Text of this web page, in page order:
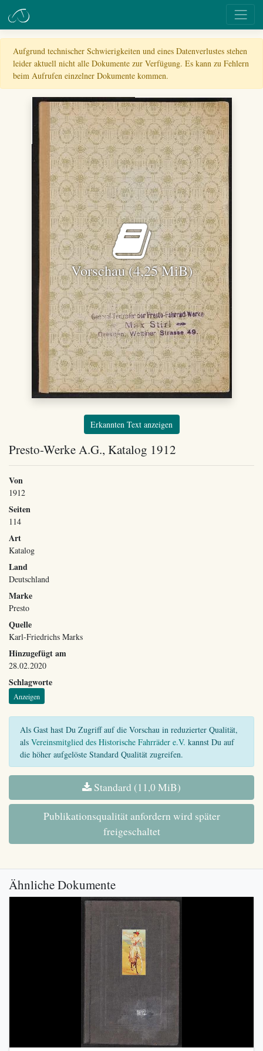
Aufgrund technischer Schwierigkeiten und eines Datenverlustes stehen
leider aktuell nicht alle Dokumente zur Verfügung. Es kann zu Fehlern
beim Aufrufen einzelner Dokumente kommen.
Vorschau (4,25 MiB)
Erkannten Text anzeigen
Presto-Werke A.G., Katalog 1912
Von
1912
Seiten
114
Art
Katalog
Land
Deutschland
Marke
Presto
Quelle
Karl-Friedrichs Marks
Hinzugefügt am
28.02.2020
Schlagworte
Anzeigen
Als Gast hast Du Zugriff auf die Vorschau in reduzierter Qualität,
als Vereinsmitglied des Historische Fahrräder e.V. kannst Du auf
die höher aufgelöste Standard Qualität zugreifen.
Standard (11,0 MiB)
Publikationsqualität anfordern wird später
freigeschaltet
Ähnliche Dokumente